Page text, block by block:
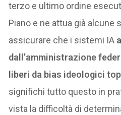
terzo e ultimo ordine
Piano e ne attua già alcune
assicurare che i sistemi IA
dall’amministrazione
liberi da bias ideologici
significhi tutto questo in
vista la difficoltà di